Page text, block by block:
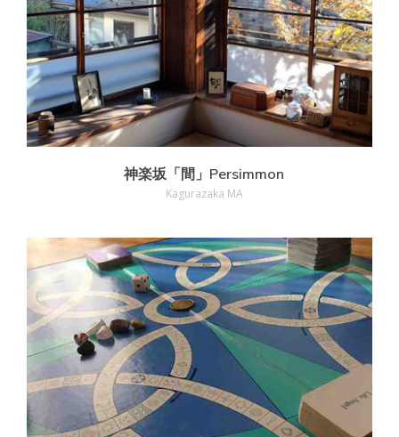
MORE
神楽坂「間」Persimmon
Kagurazaka MA
MORE